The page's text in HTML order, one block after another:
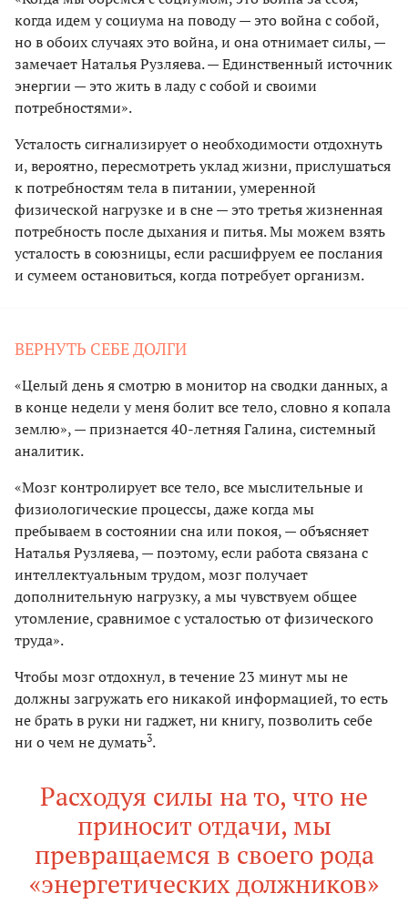
когда идем у социума на поводу — это война с собой,
но в обоих случаях это война, и она отнимает силы, —
замечает Наталья Рузляева. — Единственный источник
энергии — это жить в ладу с собой и своими
потребностями».
Усталость сигнализирует о необходимости отдохнуть
и, вероятно, пересмотреть уклад жизни, прислушаться
к потребностям тела в питании, умеренной
физической нагрузке и в сне — это третья жизненная
потребность после дыхания и питья. Мы можем взять
усталость в союзницы, если расшифруем ее послания
и сумеем остановиться, когда потребует организм.
ВЕРНУТЬ СЕБЕ ДОЛГИ
«Целый день я смотрю в монитор на сводки данных, а
в конце недели у меня болит все тело, словно я копала
землю», — признается 40-летняя Галина, системный
аналитик.
«Мозг контролирует все тело, все мыслительные и
физиологические процессы, даже когда мы
пребываем в состоянии сна или покоя, — объясняет
Наталья Рузляева, — поэтому, если работа связана с
интеллектуальным трудом, мозг получает
дополнительную нагрузку, а мы чувствуем общее
утомление, сравнимое с усталостью от физического
труда».
Чтобы мозг отдохнул, в течение 23 минут мы не
должны загружать его никакой информацией, то есть
не брать в руки ни гаджет, ни книгу, позволить себе
ни о чем не думать3.
Расходуя силы на то, что не
приносит отдачи, мы
превращаемся в своего рода
«энергетических должников»